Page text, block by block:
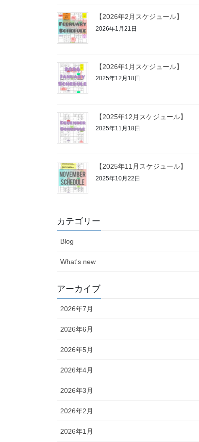
【2026年2月スケジュール】
2026年1月21日
【2026年1月スケジュール】
2025年12月18日
【2025年12月スケジュール】
2025年11月18日
【2025年11月スケジュール】
2025年10月22日
カテゴリー
Blog
What's new
アーカイブ
2026年7月
2026年6月
2026年5月
2026年4月
2026年3月
2026年2月
2026年1月